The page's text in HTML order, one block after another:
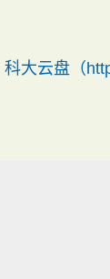
科大云盘（